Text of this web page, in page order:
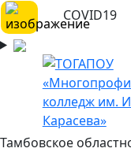
COVID19
Тамбовское